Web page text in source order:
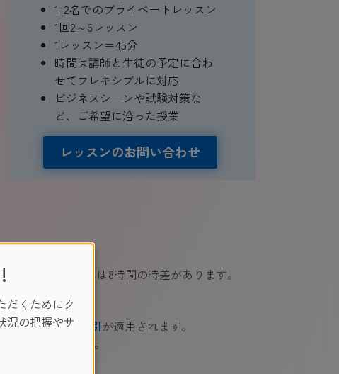
1-2名でのプライベートレッスン
1回2～6レッスン
1レッスン＝45分
時間は講師と生徒の予定に合わ
せてフレキシブルに対応
ビジネスシーンや試験対策な
ど、ご希望に沿った授業
レッスンのお問い合わせ
タイム終了時には8時間の時差があります。
ー様限定の5％割引が適用されます。
価格が適用されます。
だくためにク
況の把握やサ